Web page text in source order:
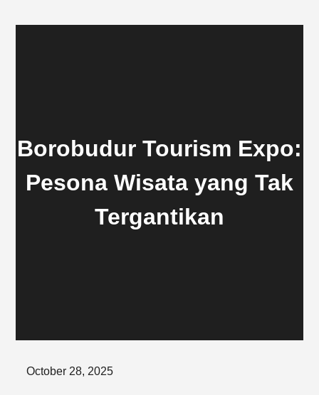
Borobudur Tourism Expo:
Pesona Wisata yang Tak
Tergantikan
Posted
October 28, 2025